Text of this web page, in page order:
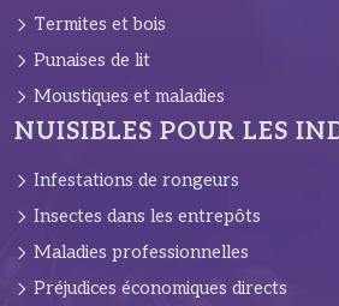
Termites et bois
Punaises de lit
Moustiques et maladies
NUISIBLES POUR LES
Infestations de rongeurs
Insectes dans les entrepôts
Maladies professionnelles
Préjudices économiques directs